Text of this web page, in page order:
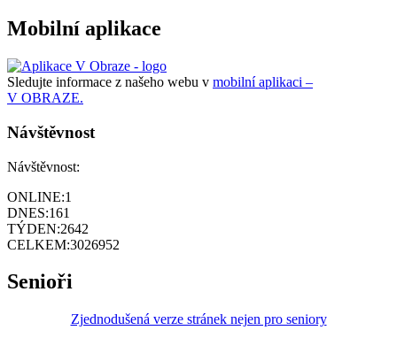
Mobilní aplikace
Sledujte informace z našeho webu v mobilní aplikaci –
V OBRAZE.
Návštěvnost
Návštěvnost:
ONLINE:1
DNES:161
TÝDEN:2642
CELKEM:3026952
Senioři
Zjednodušená verze stránek nejen pro seniory